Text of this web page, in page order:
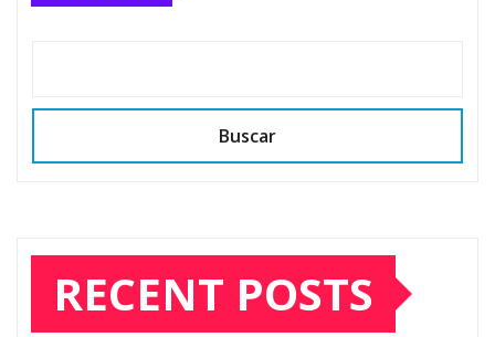
Buscar
RECENT POSTS